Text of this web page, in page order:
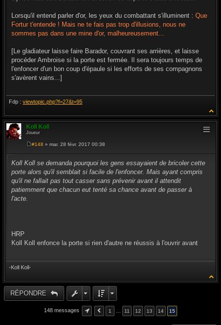
Lorsqu'il entend parler d'or, les yeux du combattant s'illuminent : Que
Fortur t'entende ! Mais ne te fais pas trop d'illusions, nous ne
sommes pas dans une mine d'or, malheureusement...
[Le gladiateur laisse faire Barador, couvrant ses arrières, et laisse
procéder Ambroise si la porte est fermée. Il sera toujours temps de
l'enfoncer d'un bon coup d'épaule si les efforts de ses compagnons
s'avèrent vains...]
Fdp : viewtopic.php?f=27&t=95
Koll Koll
Joueur
s
s
a
g
e
#148 » mar. 28 févr. 2017 00:38
Koll Koll se demanda pourquoi les gens essayaient de bricoler cette
porte alors qu'il semblait si facile de l'enfoncer. Mais ayant compris
qu'il ne fallait pas tout casser sans prévenir avant il attendit
patiemment que chacun eut tenté sa chance avant de passer à
l'acte.
HRP
Koll Koll enfonce la porte si rien d'autre ne réussis à l'ouvrir avant
-Koll Koll-
RÉPONDRE
148 messages 1 11 12 13 14 15